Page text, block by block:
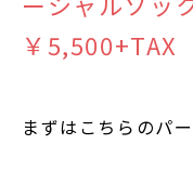
￥5,500+TAX
まずはこちらのパ